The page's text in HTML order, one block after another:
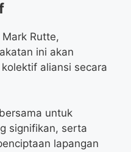
Rutte,
ini akan
aliansi secara
untuk
signifikan, serta
lapangan